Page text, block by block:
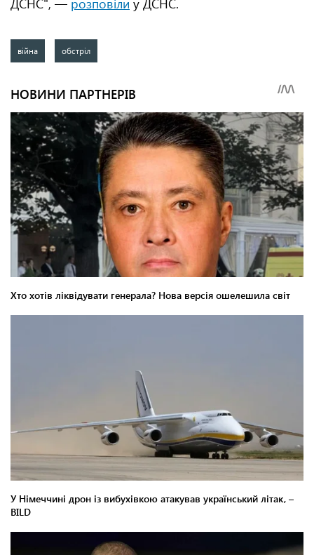
ДСНС", — розповіли у ДСНС.
війна обстріл